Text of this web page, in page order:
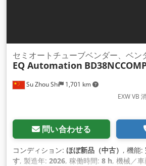
Su Zhou Shi 1,701 km
セミオートチューブベンダー、ベン
EQ Automation
EXW VB
問い合わせる
コンディション: ほぼ新品（中古） , 機能:
す, 製造年: 2026, 稼働時間: 8 h, 機械／